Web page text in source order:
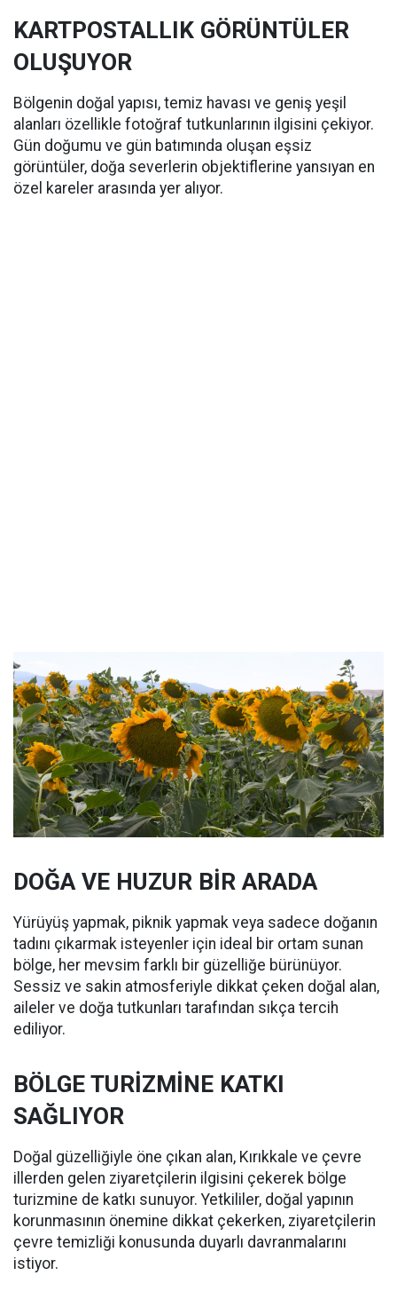
KARTPOSTALLIK GÖRÜNTÜLER
OLUŞUYOR
Bölgenin doğal yapısı, temiz havası ve geniş yeşil
alanları özellikle fotoğraf tutkunlarının ilgisini çekiyor.
Gün doğumu ve gün batımında oluşan eşsiz
görüntüler, doğa severlerin objektiflerine yansıyan en
özel kareler arasında yer alıyor.
DOĞA VE HUZUR BİR ARADA
Yürüyüş yapmak, piknik yapmak veya sadece doğanın
tadını çıkarmak isteyenler için ideal bir ortam sunan
bölge, her mevsim farklı bir güzelliğe bürünüyor.
Sessiz ve sakin atmosferiyle dikkat çeken doğal alan,
aileler ve doğa tutkunları tarafından sıkça tercih
ediliyor.
BÖLGE TURİZMİNE KATKI
SAĞLIYOR
Doğal güzelliğiyle öne çıkan alan, Kırıkkale ve çevre
illerden gelen ziyaretçilerin ilgisini çekerek bölge
turizmine de katkı sunuyor. Yetkililer, doğal yapının
korunmasının önemine dikkat çekerken, ziyaretçilerin
çevre temizliği konusunda duyarlı davranmalarını
istiyor.